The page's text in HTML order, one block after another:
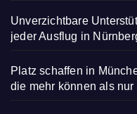
Unverzichtbare
jeder Ausflug in
Platz schaffen in
die mehr können als nur